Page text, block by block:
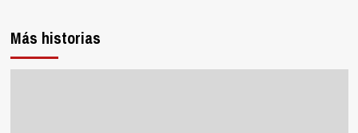
Más historias